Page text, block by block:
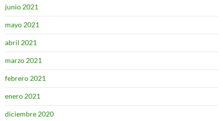
junio 2021
mayo 2021
abril 2021
marzo 2021
febrero 2021
enero 2021
diciembre 2020